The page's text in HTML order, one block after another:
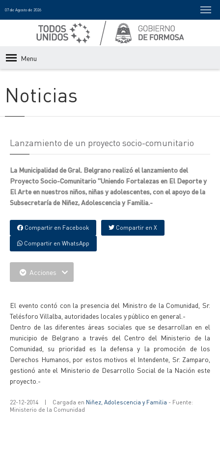
07 de Agosto de 2026
Menu
Noticias
Lanzamiento de un proyecto socio-comunitario
La Municipalidad de Gral. Belgrano realizó el lanzamiento del
Proyecto Socio-Comunitario "Uniendo Fortalezas en El Deporte y
El Arte en nuestros niños, niñas y adolescentes, con el apoyo de la
Subsecretaría de Niñez, Adolescencia y Familia.-
Compartir en Facebook Compartir en X
Compartir en WhatsApp
Acciones
El evento contó con la presencia del Ministro de la Comunidad, Sr.
Telésforo Villalba, autoridades locales y público en general.-
Dentro de las diferentes áreas sociales que se desarrollan en el
municipio de Belgrano a través del Centro del Ministerio de la
Comunidad, su prioridad es la defensa y la promoción de los
Derechos Humanos, por estos motivos el Intendente, Sr. Zamparo,
gestionó ante el Ministerio de Desarrollo Social de la Nación este
proyecto.-
22-12-2014 | Cargada en Niñez, Adolescencia y Familia - Fuente:
Ministerio de la Comunidad